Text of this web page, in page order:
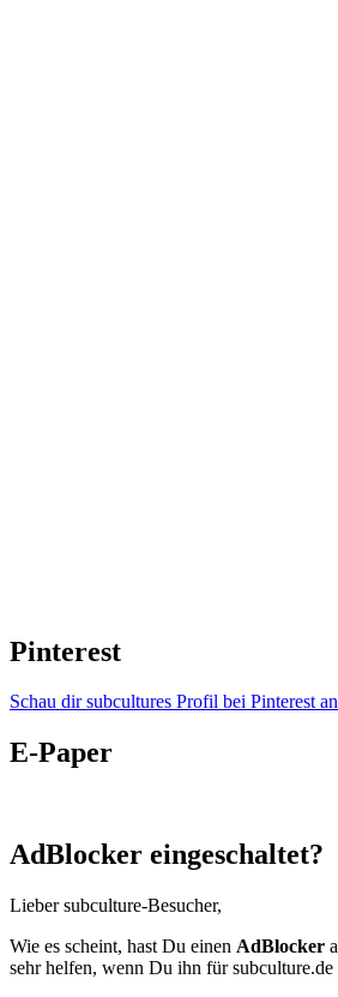
Pinterest
Schau dir subcultures Profil bei Pinterest
E-Paper
AdBlocker eingeschaltet?
Lieber subculture-Besucher,
Wie es scheint, hast Du einen AdBlocker
sehr helfen, wenn Du ihn für subculture.de